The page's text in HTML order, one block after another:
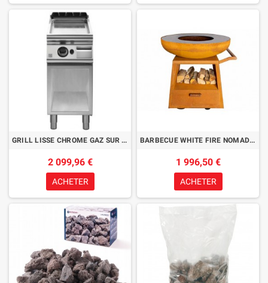
GRILL LISSE CHROME GAZ SUR ARMOIRE OUVERTE MODULAR SERIE 700 EMOTION
2 099,96 €
ACHETER
BARBECUE WHITE FIRE NOMAD ACIER CORTEN
1 996,50 €
ACHETER